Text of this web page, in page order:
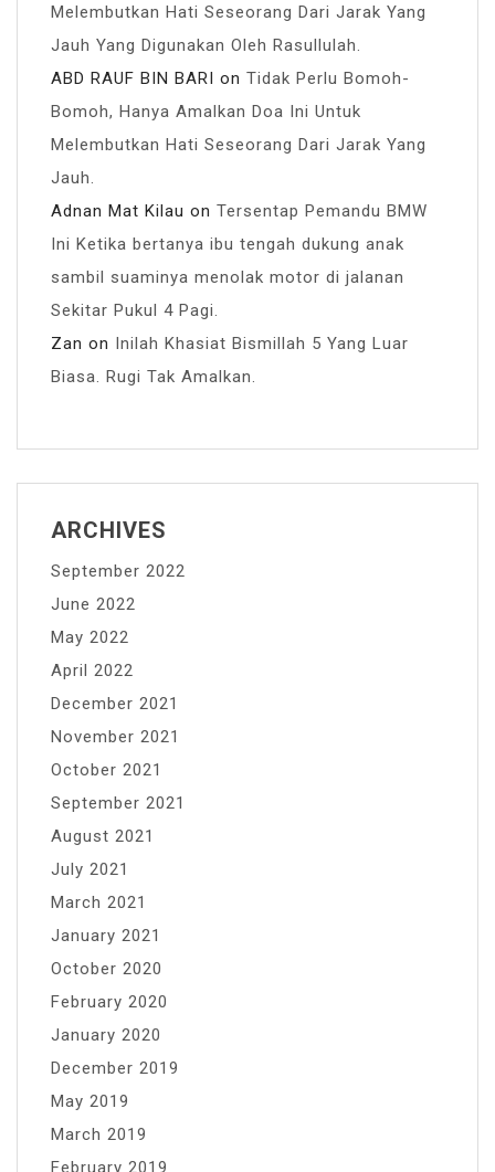
Melembutkan Hati Seseorang Dari Jarak Yang
Jauh Yang Digunakan Oleh Rasullulah.
ABD RAUF BIN BARI on Tidak Perlu Bomoh-
Bomoh, Hanya Amalkan Doa Ini Untuk
Melembutkan Hati Seseorang Dari Jarak Yang
Jauh.
Adnan Mat Kilau on Tersentap Pemandu BMW
Ini Ketika bertanya ibu tengah dukung anak
sambil suaminya menolak motor di jalanan
Sekitar Pukul 4 Pagi.
Zan on Inilah Khasiat Bismillah 5 Yang Luar
Biasa. Rugi Tak Amalkan.
ARCHIVES
September 2022
June 2022
May 2022
April 2022
December 2021
November 2021
October 2021
September 2021
August 2021
July 2021
March 2021
January 2021
October 2020
February 2020
January 2020
December 2019
May 2019
March 2019
February 2019